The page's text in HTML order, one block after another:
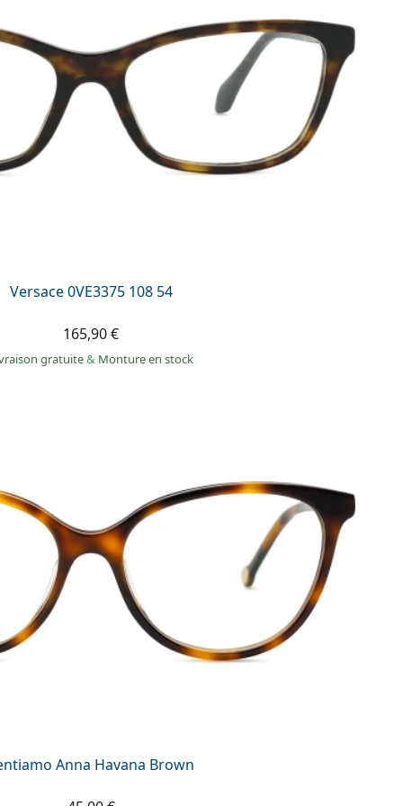
Versace 0VE3375 108 54
165,90 €
gratuite& Monture en stock
Anna Havana Brown